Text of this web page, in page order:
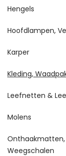
Hengels
Hoofdlampen,
Karper
Kleding,
Leefnetten &
Molens
Onthaakmatten,
Weegschalen